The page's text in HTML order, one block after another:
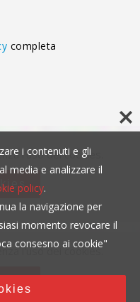
completa
l'uso dei cookies.
l'uso dei cookies.
i contenuti e gli
media e analizzare il
policy.
la navigazione per
momento revocare il
consesno ai cookie"